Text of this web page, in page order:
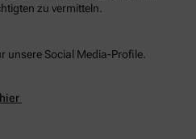
zu vermitteln.
unsere Social Media-Profile.
hier